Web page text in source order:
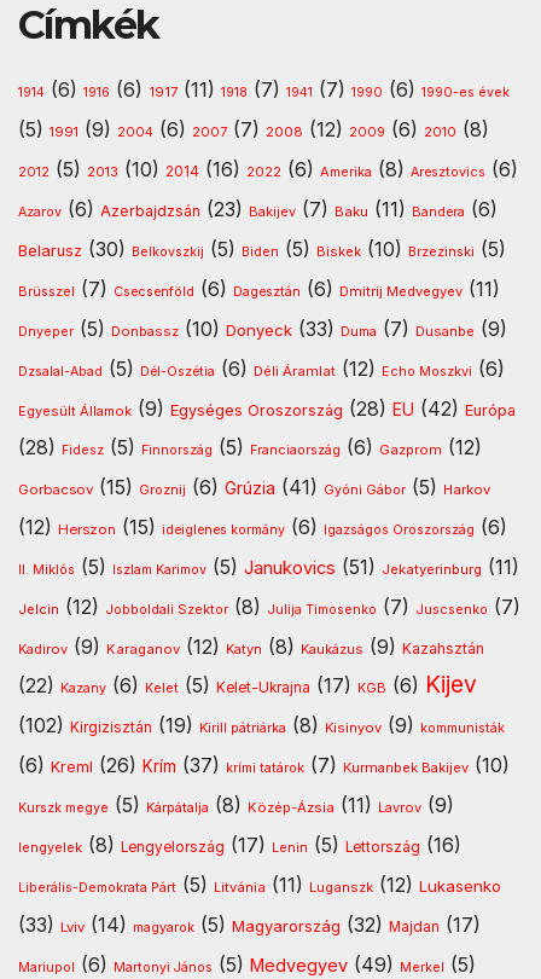
Címkék
1914 (6) 1916 (6) 1917 (11) 1918 (7) 1941 (7) 1990 (6) 1990-es évek
(5) 1991 (9) 2004 (6) 2007 (7) 2008 (12) 2009 (6) 2010 (8)
2012 (5) 2013 (10) 2014 (16) 2022 (6) Amerika (8) Aresztovics (6)
Azarov (6) Azerbajdzsán (23) Bakijev (7) Baku (11) Bandera (6)
Belarusz (30) Belkovszkij (5) Biden (5) Biskek (10) Brzezinski (5)
Brüsszel (7) Csecsenföld (6) Dagesztán (6) Dmitrij Medvegyev (11)
Dnyeper (5) Donbassz (10) Donyeck (33) Duma (7) Dusanbe (9)
Dzsalal-Abad (5) Dél-Oszétia (6) Déli Áramlat (12) Echo Moszkvi (6)
Egyesült Államok (9) Egységes Oroszország (28) EU (42) Európa
(28) Fidesz (5) Finnország (5) Franciaország (6) Gazprom (12)
Gorbacsov (15) Groznij (6) Grúzia (41) Gyóni Gábor (5) Harkov
(12) Herszon (15) ideiglenes kormány (6) Igazságos Oroszország (6)
II. Miklós (5) Iszlam Karimov (5) Janukovics (51) Jekatyerinburg (11)
Jelcin (12) Jobboldali Szektor (8) Julija Timosenko (7) Juscsenko (7)
Kadirov (9) Karaganov (12) Katyn (8) Kaukázus (9) Kazahsztán
(22) Kazany (6) Kelet (5) Kelet-Ukrajna (17) KGB (6) Kijev
(102) Kirgizisztán (19) Kirill pátriárka (8) Kisinyov (9) kommunisták
(6) Kreml (26) Krím (37) krími tatárok (7) Kurmanbek Bakijev (10)
Kurszk megye (5) Kárpátalja (8) Közép-Ázsia (11) Lavrov (9)
lengyelek (8) Lengyelország (17) Lenin (5) Lettország (16)
Liberális-Demokrata Párt (5) Litvánia (11) Luganszk (12) Lukasenko
(33) Lviv (14) magyarok (5) Magyarország (32) Majdan (17)
Mariupol (6) Martonyi János (5) Medvegyev (49) Merkel (5)